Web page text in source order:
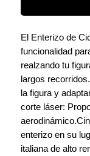
El Enterizo de
funcionalidad
realzando tu
largos
la figura y
corte láser:
enterizo en su
italiana de alto